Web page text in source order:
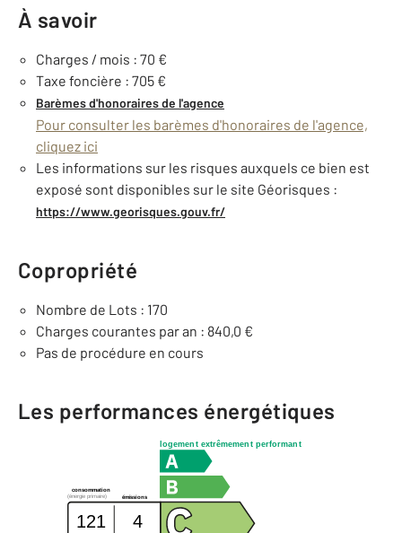
À savoir
Charges / mois : 70 €
Taxe foncière : 705 €
Barèmes d'honoraires de l'agence
Pour consulter les barèmes d'honoraires de l'agence,
cliquez ici
Les informations sur les risques auxquels ce bien est
exposé sont disponibles sur le site Géorisques :
https://www.georisques.gouv.fr/
Copropriété
Nombre de Lots : 170
Charges courantes par an : 840,0 €
Pas de procédure en cours
Les performances énergétiques
logement extrêmement performant
consommation
émissions
(énergie primaire)
121 4